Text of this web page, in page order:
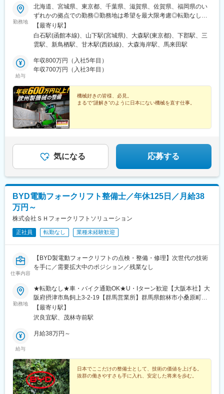
勤務地
北海道、宮城県、東京都、千葉県、滋賀県、佐賀県、福岡県のい
ずれかの拠点での勤務◎勤務地は希望を最大限考慮◎転勤なし◎
オフィス内全面禁煙（喫煙可能場所あり）■北海道支店北海道札幌
市白石区菊水元町9条2丁目3番11号最寄駅：函館本線「白石駅」
より車で10分■東北支店宮城県亘理郡山元町鷲足字山崎4番地3最
大井6-26-2 大森ベルポートB館 3階最寄駅：JR京浜東北線「大森
駅」より徒歩3分 京急本線「大森海岸駅」より徒歩4分■
「下郡駅」より車で5分 JR久留里線「馬来田駅」より車
で6分■関西支店滋賀県湖南市朝国142-11最寄駅：JR草津線「三雲
駅」より車で5分■九州支店（事務所）佐賀県鳥栖市蔵上3丁目105
オフィスパレア鳥栖1-1最寄駅：JR九州新幹線・長崎本線「鳥栖
駅」より車で約4分■九州支店（工場）福岡県朝倉市牛鶴176-1最
【最寄り駅】
白石駅(函館本線)、山下駅(宮城県)、大森駅(東京都)、下郡駅、三
雲駅、新鳥栖駅、甘木駅(西鉄線)、大森海岸駅、馬来田駅
給与
年収800万円（入社5年目）
年収700万円（入社3年目）
機械好きの皆様、必見。
まるで“謎解き”のように日本にない機械を直す仕事。
気になる 応募する
BYD電動フォークリフト整備士／年休125日／月給38
万円～
株式会社ＳＨフォークリフトソリューション
正社員 転勤なし 業種未経験歓迎
仕事内容
【BYD製電動フォークリフトの点検・整備・修理】次世代の技術
を手に／需要拡大中のポジション／残業なし
勤務地
★転勤なし★車・バイク通勤OK★U・Iターン歓迎【大阪本社】大
阪府摂津市鳥飼上3-2-19【群馬営業所】群馬県館林市小桑原町
861※屋内原則禁煙（喫煙専用室設置あり）
【最寄り駅】
沢良宜駅、茂林寺前駅
給与
月給38万円～
日本でここだけの整備士として、技術の価値を上げる。
抜群の働きやすさも手に入れ、安定した将来を歩む。